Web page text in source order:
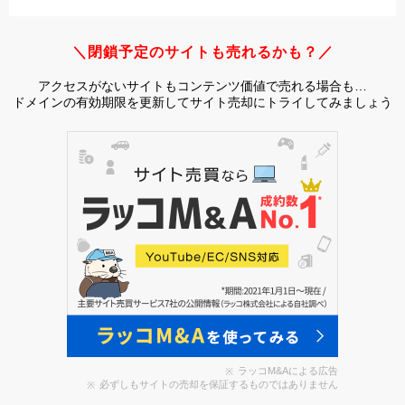
＼閉鎖予定のサイトも売れるかも？／
アクセスがないサイトもコンテンツ価値で売れる場合も…
ドメインの有効期限を更新してサイト売却にトライしてみましょう
ラッコM&Aによる広告
必ずしもサイトの売却を保証するものではありません